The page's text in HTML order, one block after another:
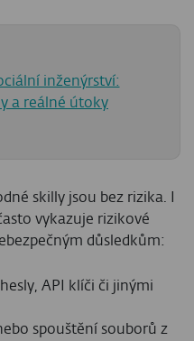
inženýrství:
a reálné útoky
skilly jsou bez rizika. I
vykazuje rizikové
důsledkům:
API klíči či jinými
spouštění souborů z